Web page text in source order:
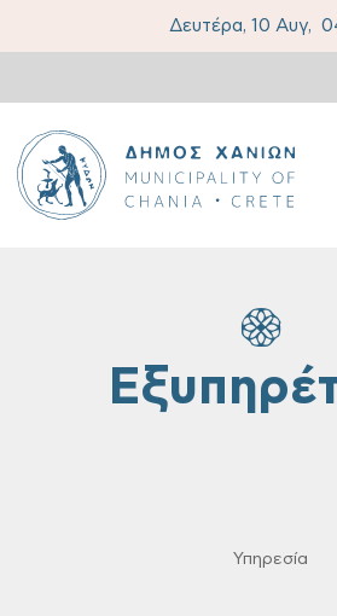
Δευτέρα, 10 Αυγ,
Υπηρεσία